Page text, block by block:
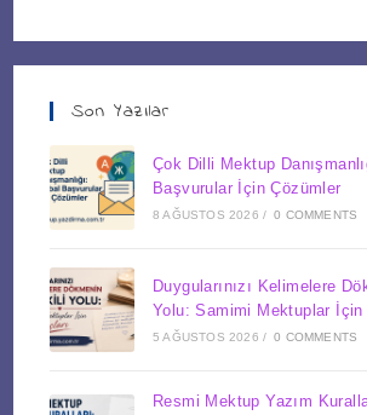
Son Yazılar
Çok Dilli Mektup
Başvurular İçin Çözümler
8 AĞUSTOS 2026 / 0 COMMENTS
Duygularınızı Kelimelere
Yolu: Samimi Mektuplar İçin
5 AĞUSTOS 2026 / 0 COMMENTS
Resmi Mektup Yazım